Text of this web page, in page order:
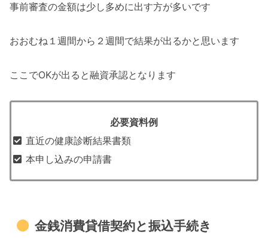
事前審査の金額は少し多めに出す方が多いです
おおむね１週間から２週間で結果が出るかと思います
ここでOKが出ると融資承認となります
必要資料例
直近の健康診断結果書類
本申し込みの申請書
金銭消費貸借契約と振込手続き